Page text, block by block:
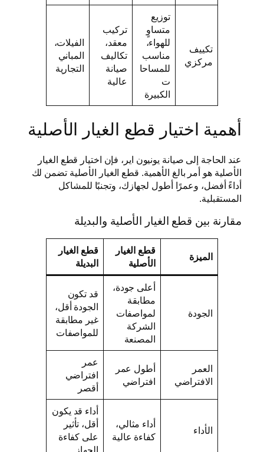
تكييف
مركزي
توزيع
متساوٍ
للهواء،
مناسب
للمساحا
ت
الكبيرة
تركيب
معقد،
تكاليف
صيانة
عالية
الفيلات،
المباني
التجارية
أهمية اختيار قطع الغيار الأصلية
عند الحاجة إلى صيانة يونيون اير، فإن اختيار قطع الغيار
الأصلية هو أمر بالغ الأهمية. قطع الغيار الأصلية تضمن لك
أداءً أفضل، وعمرًا أطول لجهازك، وتجنبًا للمشاكل
المستقبلية.
مقارنة بين قطع الغيار الأصلية والبديلة
الميزة
قطع الغيار
الأصلية
قطع الغيار
البديلة
الجودة
أعلى جودة،
مطابقة
لمواصفات
الشركة
المصنعة
قد تكون
الجودة أقل،
غير مطابقة
للمواصفات
العمر
الافتراضي
أطول عمر
افتراضي
عمر
افتراضي
أقصر
الأداء
أداء مثالي،
كفاءة عالية
أداء قد يكون
أقل، تأثير
على كفاءة
الجهاز